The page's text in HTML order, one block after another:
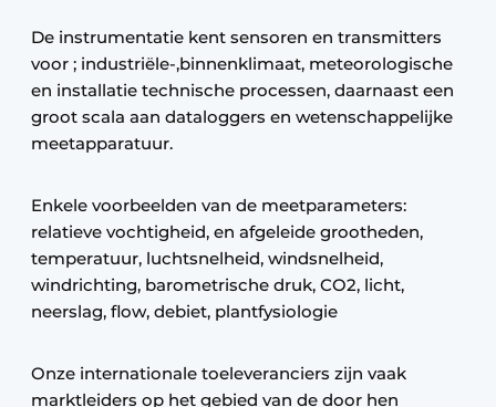
De instrumentatie kent sensoren en transmitters
voor ; industriële-,binnenklimaat, meteorologische
en installatie technische processen, daarnaast een
groot scala aan dataloggers en wetenschappelijke
meetapparatuur.
Enkele voorbeelden van de meetparameters:
relatieve vochtigheid, en afgeleide grootheden,
temperatuur, luchtsnelheid, windsnelheid,
windrichting, barometrische druk, CO2, licht,
neerslag, flow, debiet, plantfysiologie
Onze internationale toeleveranciers zijn vaak
marktleiders op het gebied van de door hen